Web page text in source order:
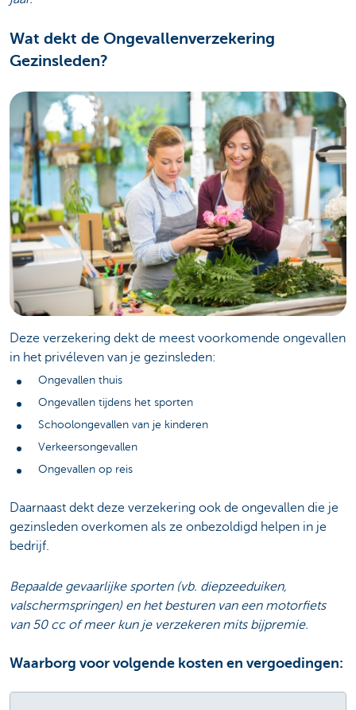
Wat dekt de Ongevallenverzekering
Gezinsleden?
Deze verzekering dekt de meest voorkomende ongevallen
in het privéleven van je gezinsleden:
Ongevallen thuis
Ongevallen tijdens het sporten
Schoolongevallen van je kinderen
Verkeersongevallen
Ongevallen op reis
Daarnaast dekt deze verzekering ook de ongevallen die je
gezinsleden overkomen als ze onbezoldigd helpen in je
bedrijf.
Bepaalde gevaarlijke sporten (vb. diepzeeduiken,
valschermspringen) en het besturen van een motorfiets
van 50 cc of meer kun je verzekeren mits bijpremie.
Waarborg voor volgende kosten en vergoedingen: